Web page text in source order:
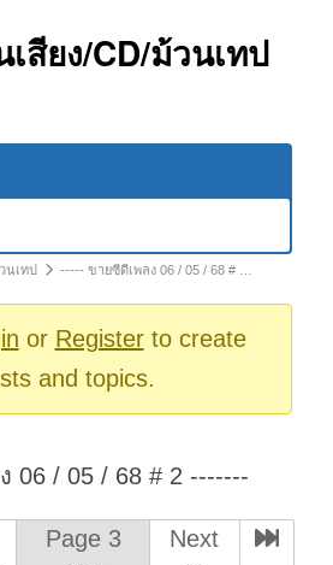
สียง/CD/ม้วนเทป
นเทป ----- ขายซีดีเพลง 06 / 05 / 68 # …
or Registerto create
and topics.
06 / 05 / 68 # 2 -------
Page 3
Next